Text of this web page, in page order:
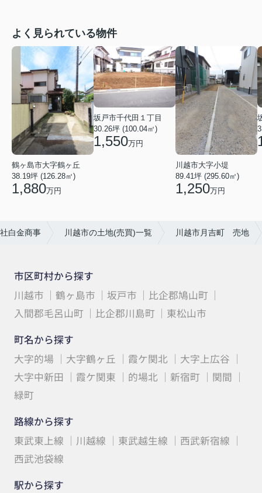
よく見られている物件
鶴ヶ島市大字鶴ヶ丘
38.19坪 (126.28㎡)
1,880万円
坂戸市千代田１丁目
30.26坪 (100.04㎡)
1,550万円
川越市大字小堤
89.41坪 (295.60㎡)
1,250万円
白金商事 川越市の土地(売買)一覧 川越市月吉町 売地
市区町村から探す
川越市
鶴ヶ島市 坂戸市
比企郡鳩山町
入間郡毛呂山町
比企郡川島町
東松山市
町名から探す
大字的場
大字鶴ヶ丘 霞ケ関北
大字上広谷
大字中新田
霞ケ関東 的場北 新宿町
関間
緑町
路線から探す
東武東上線
川越線 東武越生線
西武新宿線
西武池袋線
駅から探す